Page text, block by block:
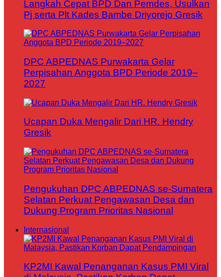
Langkah Cepat BPD Dan Pemdes, Usulkan
Pj serta Plt Kades Bambe Driyorejo Gresik
DPC ABPEDNAS Purwakarta Gelar
Perpisahan Anggota BPD Periode 2019–
2027
Ucapan Duka Mengalir Dari HR. Hendry
Gresik
Pengukuhan DPC ABPEDNAS se-Sumatera
Selatan Perkuat Pengawasan Desa dan
Dukung Program Prioritas Nasional
Internasional
KP2MI Kawal Penanganan Kasus PMI Viral